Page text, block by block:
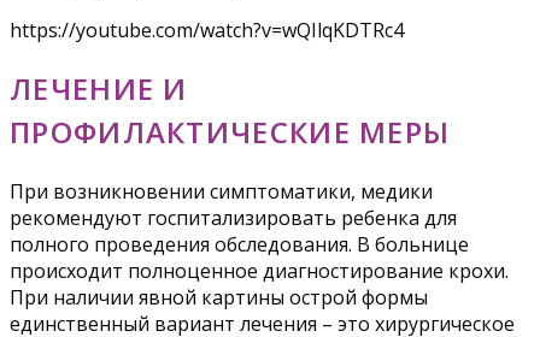
https://youtube.com/watch?v=wQIlqKDTRc4
ЛЕЧЕНИЕ И
ПРОФИЛАКТИЧЕСКИЕ МЕРЫ
При возникновении симптоматики, медики
рекомендуют госпитализировать ребенка для
полного проведения обследования. В больнице
происходит полноценное диагностирование крохи.
При наличии явной картины острой формы
единственный вариант лечения – это хирургическое